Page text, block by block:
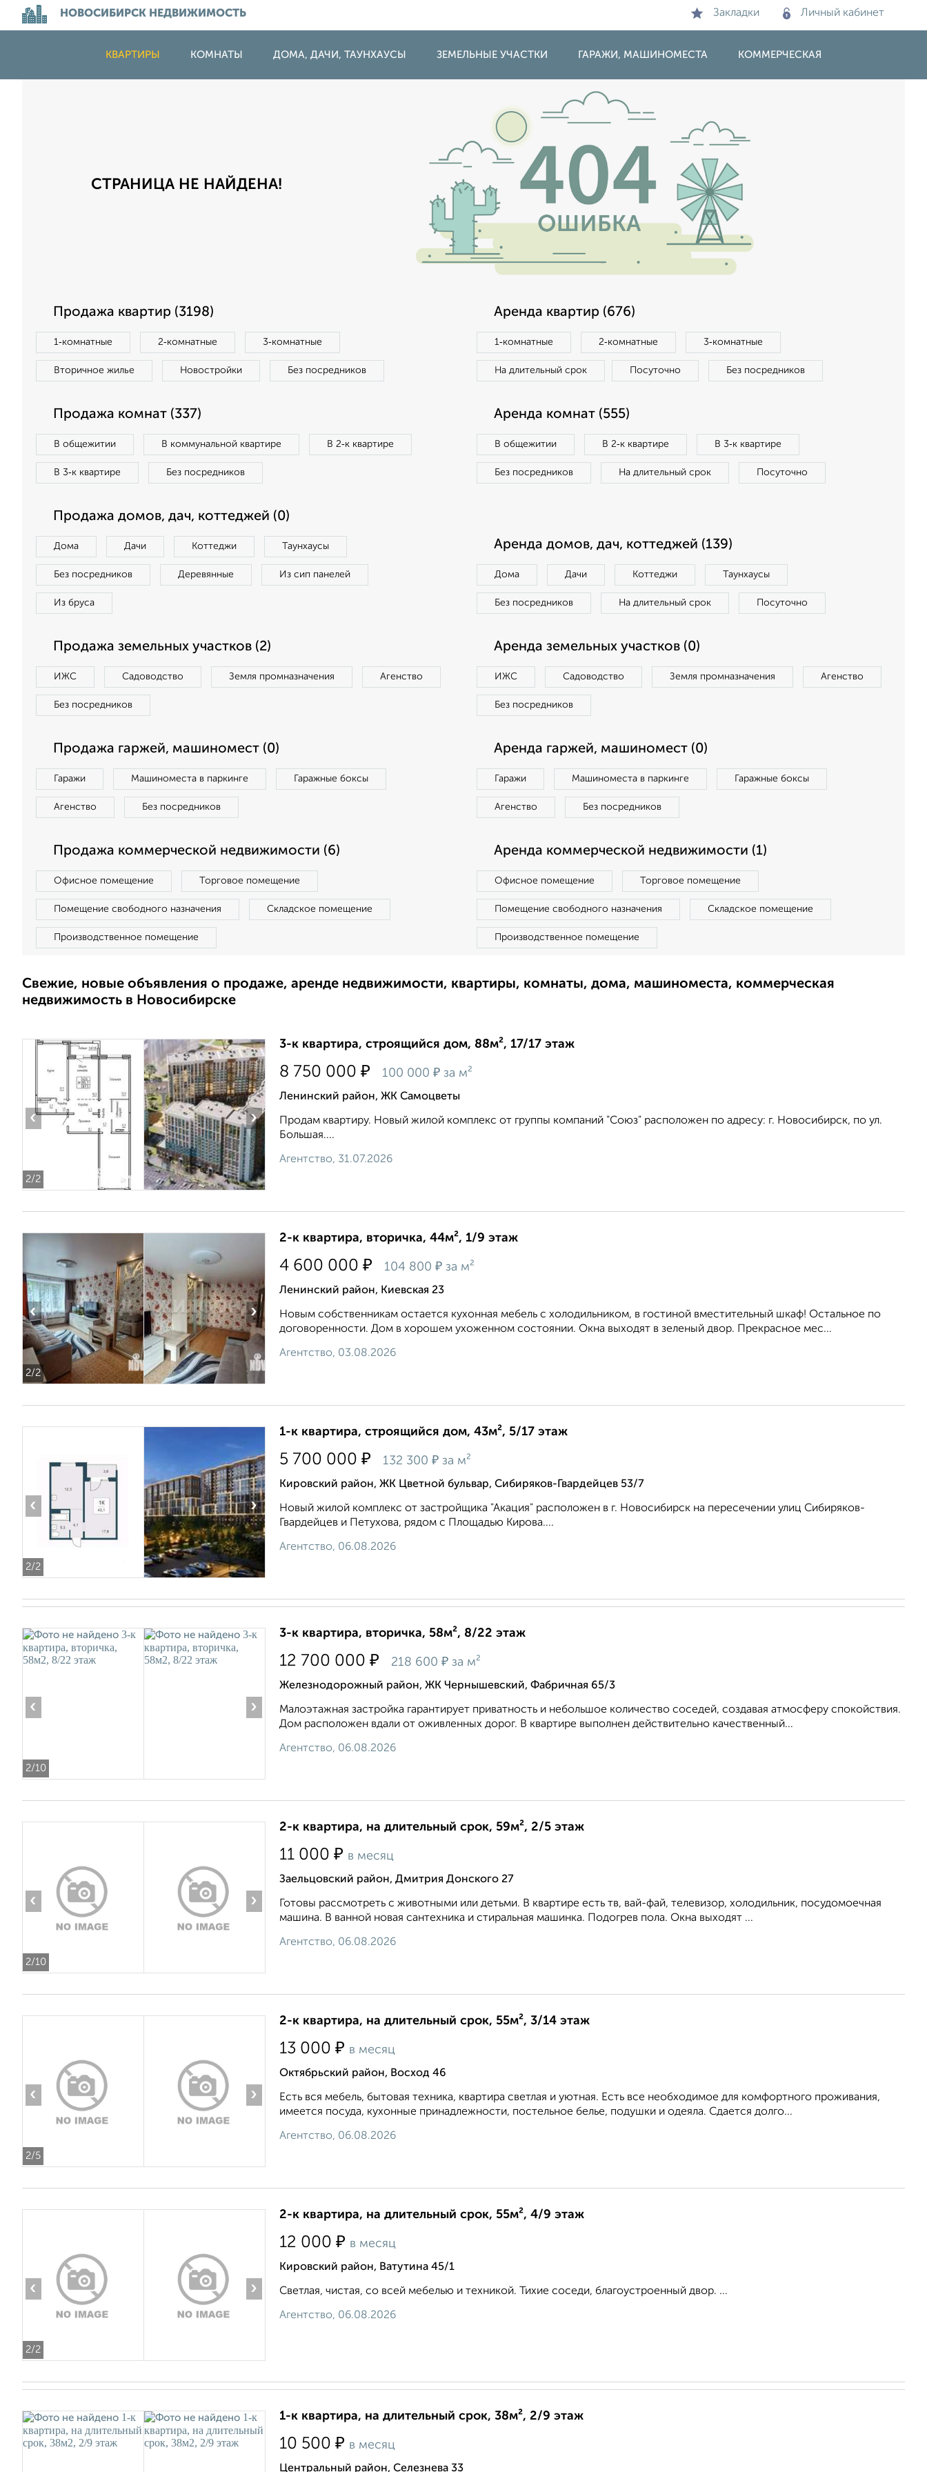
НОВОСИБИРСК НЕДВИЖИМОСТЬ Закладки Личный кабинет
КВАРТИРЫ КОМНАТЫ ДОМА, ДАЧИ, ТАУНХАУСЫ ЗЕМЕЛЬНЫЕ УЧАСТКИ ГАРАЖИ, МАШИНОМЕСТА КОММЕРЧЕСКАЯ
СТРАНИЦА НЕ НАЙДЕНА!
Продажа квартир (3198)
1‑комнатные 2‑комнатные 3‑комнатные
Вторичное жилье Новостройки Без посредников
Аренда квартир (676)
1‑комнатные 2‑комнатные 3‑комнатные
На длительный срок Посуточно Без посредников
Продажа комнат (337)
В общежитии В коммунальной квартире В 2‑к квартире
В 3‑к квартире Без посредников
Аренда комнат (555)
В общежитии В 2‑к квартире В 3‑к квартире
Без посредников На длительный срок Посуточно
Продажа домов, дач, коттеджей (0)
Дома Дачи Коттеджи Таунхаусы
Без посредников Деревянные Из сип панелей
Из бруса
Аренда домов, дач, коттеджей (139)
Дома Дачи Коттеджи Таунхаусы
Без посредников На длительный срок Посуточно
Продажа земельных участков (2)
ИЖС Садоводство Земля промназначения Агенство
Без посредников
Аренда земельных участков (0)
ИЖС Садоводство Земля промназначения Агенство
Без посредников
Продажа гаржей, машиномест (0)
Гаражи Машиноместа в паркинге Гаражные боксы
Агенство Без посредников
Аренда гаржей, машиномест (0)
Гаражи Машиноместа в паркинге Гаражные боксы
Агенство Без посредников
Продажа коммерческой недвижимости (6)
Офисное помещение Торговое помещение
Помещение свободного назначения Складское помещение
Производственное помещение
Аренда коммерческой недвижимости (1)
Офисное помещение Торговое помещение
Помещение свободного назначения Складское помещение
Производственное помещение
Свежие, новые объявления о продаже, аренде недвижимости, квартиры, комнаты, дома, машиноместа, коммерческая
недвижимость в Новосибирске
2/2
‹ ›
3-к квартира, строящийся дом, 88м², 17/17 этаж
8 750 000 ₽ 100 000 ₽ за м²
Ленинский район, ЖК Самоцветы
Продам квартиру. Новый жилой комплекс от группы компаний "Союз" расположен по адресу: г. Новосибирск, по ул.
Большая....
Агентство, 31.07.2026
2/2
‹ ›
2-к квартира, вторичка, 44м², 1/9 этаж
4 600 000 ₽ 104 800 ₽ за м²
Ленинский район, Киевская 23
Новым собственникам остается кухонная мебель с холодильником, в гостиной вместительный шкаф! Остальное по
договоренности. Дом в хорошем ухоженном состоянии. Окна выходят в зеленый двор. Прекрасное мес...
Агентство, 03.08.2026
2/2
‹ ›
1-к квартира, строящийся дом, 43м², 5/17 этаж
5 700 000 ₽ 132 300 ₽ за м²
Кировский район, ЖК Цветной бульвар, Сибиряков-Гвардейцев 53/7
Новый жилой комплекс от застройщика "Акация" расположен в г. Новосибирск на пересечении улиц Сибиряков-
Гвардейцев и Петухова, рядом с Площадью Кирова....
Агентство, 06.08.2026
2/10
‹ ›
3-к квартира, вторичка, 58м², 8/22 этаж
12 700 000 ₽ 218 600 ₽ за м²
Железнодорожный район, ЖК Чернышевский, Фабричная 65/3
Малоэтажная застройка гарантирует приватность и небольшое количество соседей, создавая атмосферу спокойствия.
Дом расположен вдали от оживленных дорог. В квартире выполнен действительно качественный...
Агентство, 06.08.2026
2/10
‹ ›
2-к квартира, на длительный срок, 59м², 2/5 этаж
11 000 ₽ в месяц
Заельцовский район, Дмитрия Донского 27
Готовы рассмотреть с животными или детьми. В квартире есть тв, вай-фай, телевизор, холодильник, посудомоечная
машина. В ванной новая сантехника и стиральная машинка. Подогрев пола. Окна выходят ...
Агентство, 06.08.2026
2/5
‹ ›
2-к квартира, на длительный срок, 55м², 3/14 этаж
13 000 ₽ в месяц
Октябрьский район, Восход 46
Есть вся мебель, бытовая техника, квартира светлая и уютная. Есть все необходимое для комфортного проживания,
имеется посуда, кухонные принадлежности, постельное белье, подушки и одеяла. Сдается долго...
Агентство, 06.08.2026
2/2
‹ ›
2-к квартира, на длительный срок, 55м², 4/9 этаж
12 000 ₽ в месяц
Кировский район, Ватутина 45/1
Светлая, чистая, со всей мебелью и техникой. Тихие соседи, благоустроенный двор. ...
Агентство, 06.08.2026
1-к квартира, на длительный срок, 38м², 2/9 этаж
10 500 ₽ в месяц
Центральный район, Селезнева 33